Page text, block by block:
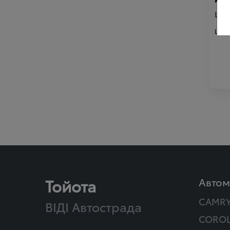
Ціна
Тойота
ВІДІ Автострада